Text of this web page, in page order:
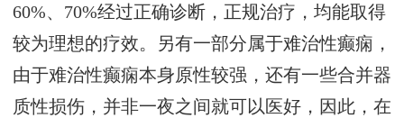
60%、70%经过正确诊断，正规治疗，均能取得
较为理想的疗效。另有一部分属于难治性癫痫，
由于难治性癫痫本身原性较强，还有一些合并器
质性损伤，并非一夜之间就可以医好，因此，在